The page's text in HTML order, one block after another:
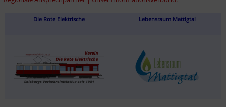
Die Rote Elektrische Lebensraum Mattigtal